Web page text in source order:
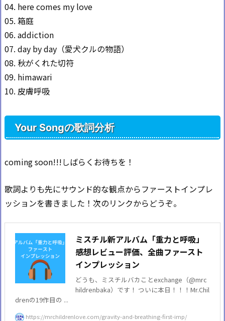
04. here comes my love
05. 箱庭
06. addiction
07. day by day（愛犬クルの物語）
08. 秋がくれた切符
09. himawari
10. 皮膚呼吸
Your Songの歌詞分析
coming soon!!!しばらくお待ちを！
歌詞よりも先にサウンド的な観点からファーストインプレ
ッションを書きました！次のリンクからどうぞ。
ミスチル新アルバム「重力と呼吸」
感想レビュー評価、全曲ファースト
インプレッション
どうも、ミスチルバカことexchange（@mrc
hildrenbaka）です！ ついに本日！！！Mr.Chil
drenの19作目の ...
https://mrchildrenlove.com/gravity-and-breathing-first-imp/